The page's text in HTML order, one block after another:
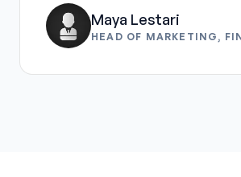
Maya Lestari
HEAD OF MARKETING,